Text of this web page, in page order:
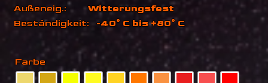
Außeneig.:Witterungsfest
Beständigkeit:
-40° C bis +80° C
Farbe